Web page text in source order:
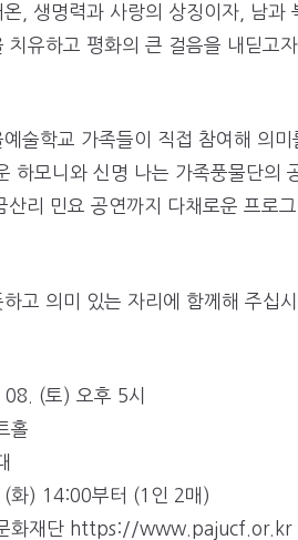
, 생명력과 사랑의 상징이자, 남과
치유하고 평화의 큰 걸음을 내딛고자
술학교 가족들이 직접 참여해 의
하모니와 신명 나는 가족풍물단의
리 민요 공연까지 다채로운 프로
고 의미 있는 자리에 함께해 주십시
(토) 오후 5시
홀
화) 14:00부터 (1인 2매)
화재단 https://www.pajucf.or.kr